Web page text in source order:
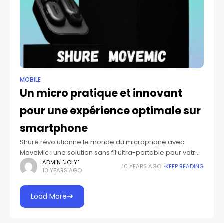
MOBILE
Un micro pratique et innovant
pour une expérience optimale sur
smartphone
Shure révolutionne le monde du microphone avec
MoveMic : une solution sans fil ultra-portable pour votre
smartphone Shure, leader mondial dans le domaine
des technologies audio, présente MoveMic, une
nouvelle
ADMIN "JOLY"
10 YEARS AGO
10 YEARS AGO KEEP READING
Load More